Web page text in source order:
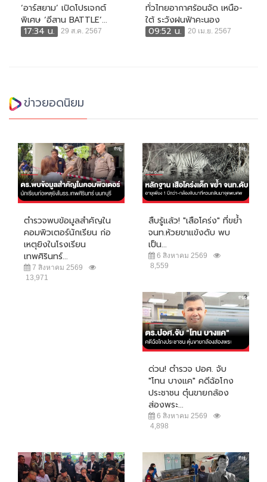
‘อาร์สยาม’ เปิดโปรเจกต์
พิเศษ ‘อีสาน BATTLE’...
17:34 น.
29 ส.ค. 2567
ทั่วไทยอากาศร้อนจัด เหนือ-
ใต้ ระวังฝนฟ้าคะนอง
09:52 น.
20 เม.ย. 2567
ข่าวยอดนิยม
ตำรวจพบข้อมูลสำคัญใน
คอมพิวเตอร์นักเรียน ก่อ
เหตุยิงในโรงเรียน
เทพศิรินทร์...
7 สิงหาคม 2569
13,971
สืบรู้แล้ว! "เสือโคร่ง" ที่ขย้ำ
จนท.ห้วยขาแข้งดับ พบ
เป็น...
6 สิงหาคม 2569
8,559
ด่วน! ตำรวจ ปอศ. จับ
"โทน บางแค" คดีฉ้อโกง
ประชาชน ตุ๋นขายกล้อง
ส่องพระ...
6 สิงหาคม 2569
4,898